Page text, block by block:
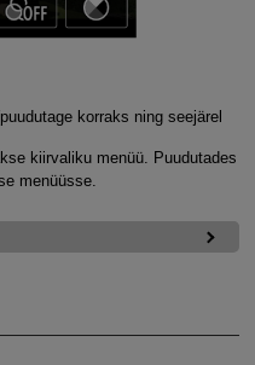
korraks ning seejärel
kiirvaliku menüü. Puudutades
menüüsse.